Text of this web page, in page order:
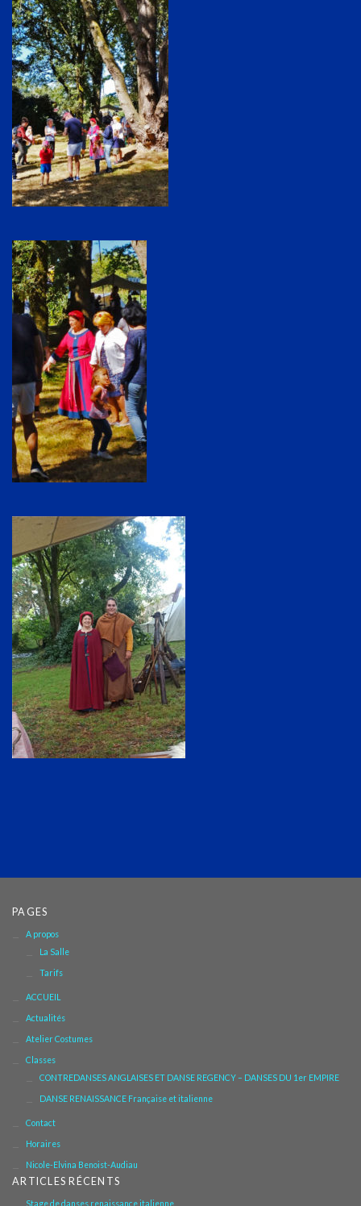
PAGES
A propos
La Salle
Tarifs
ACCUEIL
Actualités
Atelier Costumes
Classes
CONTREDANSES ANGLAISES ET DANSE REGENCY – DANSES DU 1er EMPIRE
DANSE RENAISSANCE Française et italienne
Contact
Horaires
Nicole-Elvina Benoist-Audiau
ARTICLES RÉCENTS
Stage de danses renaissance italienne